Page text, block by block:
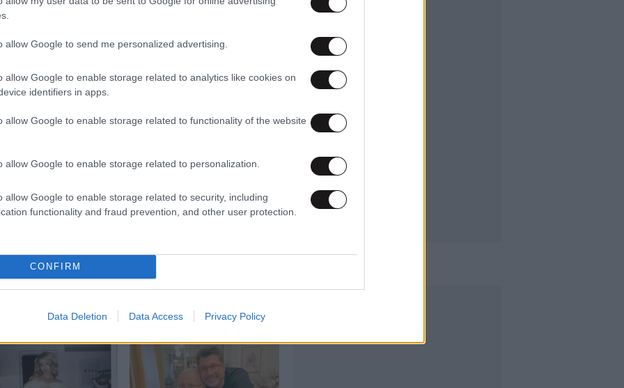
allow Google to send me personalized advertising.
allow Google to enable storage related to analytics like cookies on
identifiers in apps.
allow Google to enable storage related to functionality of the website
allow Google to enable storage related to personalization.
allow Google to enable storage related to security, including
functionality and fraud prevention, and other user protection.
CONFIRM
Data Deletion Data Access Privacy Policy
σύμφωνη ».
LIFESTYLE